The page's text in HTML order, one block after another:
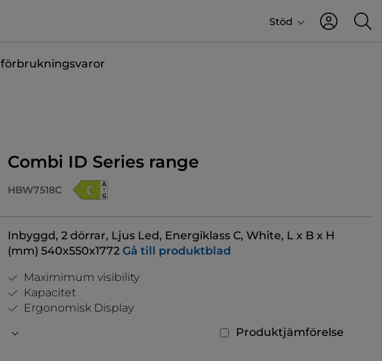
Stöd
Combi ID Series range
HBW7518C
Inbyggd, 2 dörrar, Ljus Led, Energiklass C, White, L x B x H
(mm) 540x550x1772 Gå till produktblad
Produktjämförelse
Maximimum visibility
Kapacitet
Ergonomisk Display